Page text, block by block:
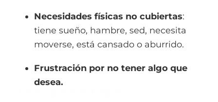
Necesidades físicas no cubiertas:
tiene sueño, hambre, sed, necesita
moverse, está cansado o aburrido.
Frustración por no tener algo que
desea.